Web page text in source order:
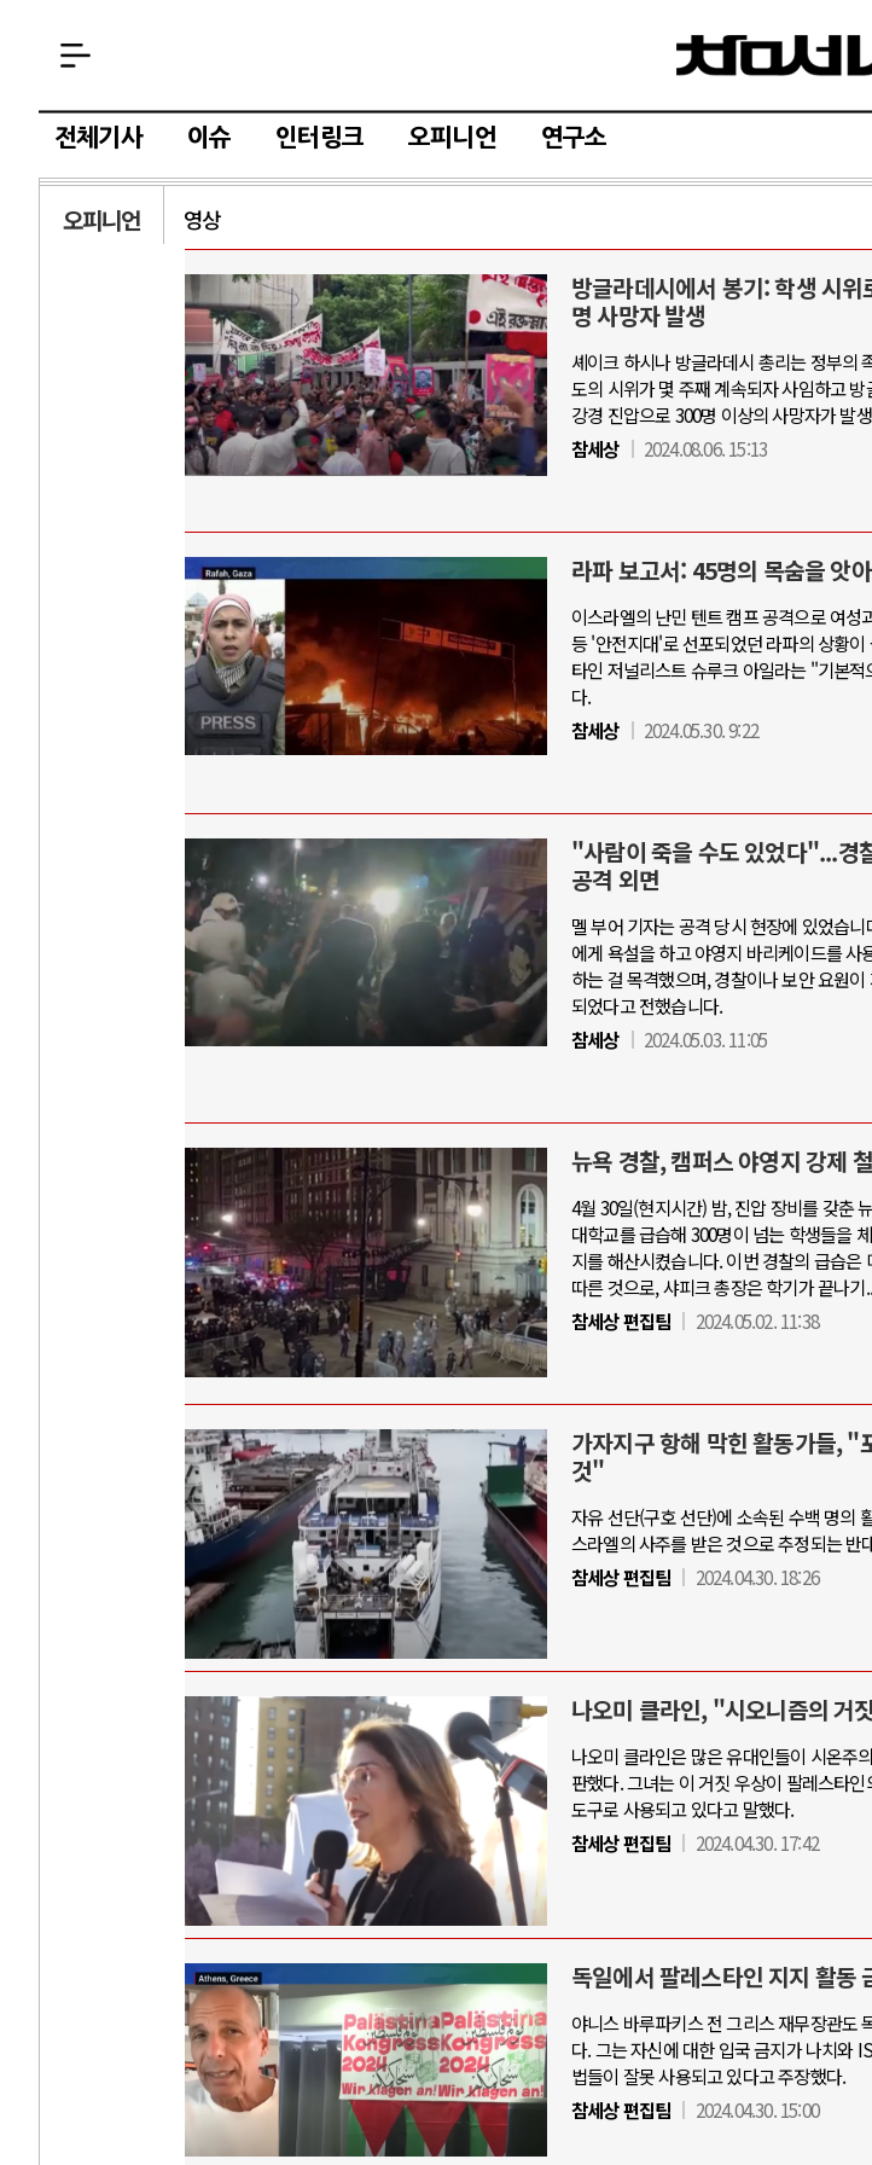
전체기사 이슈 인터링크 오피니언 연구소
오피니언 영상
방글라데시에서 봉기: 학생 시
명 사망자 발생
셰이크 하시나 방글라데시 총리는 정부의
도의 시위가 몇 주째 계속되자 사임하고
강경 진압으로 300명 이상의 사망자가 발
참세상
2024.08.06. 15:13
라파 보고서: 45명의 목숨을 앗
이스라엘의 난민 텐트 캠프 공격으로 여
등 '안전지대'로 선포되었던 라파의 상황
타인 저널리스트 슈루크 아일라는 "기본
다.
참세상
2024.05.30. 9:22
"사람이 죽을 수도 있었다"...경
공격 외면
멜 부어 기자는 공격 당시 현장에 있었습
에게 욕설을 하고 야영지 바리케이드를
하는 걸 목격했으며, 경찰이나 보안 요원
되었다고 전했습니다.
참세상
2024.05.03. 11:05
뉴욕 경찰, 캠퍼스 야영지 강제
4월 30일(현지시간) 밤, 진압 장비를 갖춘
대학교를 급습해 300명이 넘는 학생들을
지를 해산시켰습니다. 이번 경찰의 급습
따른 것으로, 샤피크 총장은 학기가 끝나기
참세상 편집팀
2024.05.02. 11:38
가자지구 항해 막힌 활동가들, "
것"
자유 선단(구호 선단)에 소속된 수백 명의
스라엘의 사주를 받은 것으로 추정되는
참세상 편집팀
2024.04.30. 18:26
나오미 클라인, "시오니즘의 거
나오미 클라인은 많은 유대인들이 시온주
판했다. 그녀는 이 거짓 우상이 팔레스타
도구로 사용되고 있다고 말했다.
참세상 편집팀
2024.04.30. 17:42
독일에서 팔레스타인 지지 활동
야니스 바루파키스 전 그리스 재무장관도
다. 그는 자신에 대한 입국 금지가 나치와
법들이 잘못 사용되고 있다고 주장했다.
참세상 편집팀
2024.04.30. 15:00
AI와 인간
중국 AI, 저가 공세로 글로벌 토큰 시..
AI 국부펀드 구상 놓고 미국 진보진영 ..
AI 데이터센터 반대 투쟁은 새로운 글로..
AI의 숨은 환경 비용: 데이터센터 확산..
전쟁의
EU·우
우크
러·우